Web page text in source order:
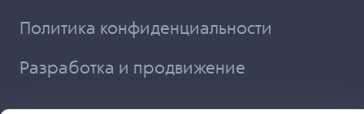
Политика конфиденциальности
Разработка и продвижение